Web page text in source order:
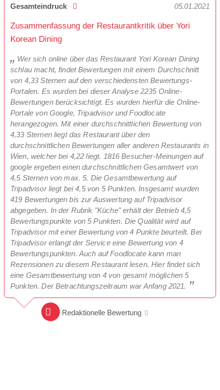
Gesamteindruck 05.01.2021
Zusammenfassung der Restaurantkritik über Yori
Korean Dining
Wer sich online über das Restaurant Yori Korean Dining
schlau macht, findet Bewertungen mit einem Durchschnitt
von 4,33 Sternen auf den verschiedensten Bewertungs-
Portalen. Es wurden bei dieser Analyse 2235 Online-
Bewertungen berücksichtigt. Es wurden hierfür die Online-
Portale von Google, Tripadvisor und Foodlocate
herangezogen. Mit einer durchschnittlichen Bewertung von
4,33 Sternen liegt das Restaurant über den
durchschnittlichen Bewertungen aller anderen Restaurants in
Wien, welcher bei 4,22 liegt. 1816 Besucher-Meinungen auf
google ergeben einen durchschnittlichen Gesamtwert von
4,5 Sternen von max. 5. Die Gesamtbewertung auf
Tripadvisor liegt bei 4,5 von 5 Punkten. Insgesamt wurden
419 Bewertungen bis zur Auswertung auf Tripadvisor
abgegeben. In der Rubrik "Küche" erhält der Betrieb 4,5
Bewertungspunkte von 5 Punkten. Die Qualität wird auf
Tripadvisor mit einer Bewertung von 4 Punkte beurteilt. Bei
Tripadvisor erlangt der Service eine Bewertung von 4
Bewertungspunkten. Auch auf Foodlocate kann man
Rezensionen zu diesem Restaurant lesen. Hier findet sich
eine Gesamtbewertung von 4 von gesamt möglichen 5
Punkten. Der Betrachtungszeitraum war Anfang 2021.
Redaktionelle Bewertung